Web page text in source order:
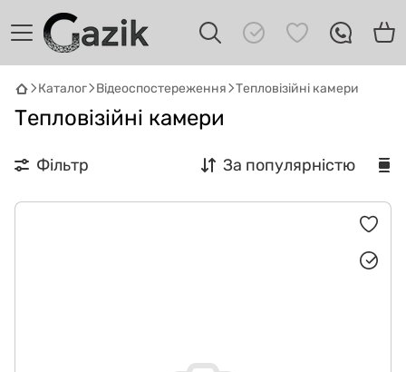
Каталог Відеоспостереження Тепловізійні камери
Тепловізійні камери
Фільтр За популярністю
GAZIKAI
Онлайн · пошук техніки
підібрати вживану комп'ютерну техніку.